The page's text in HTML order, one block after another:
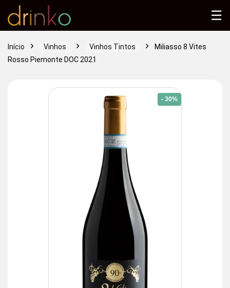
Início Vinhos Vinhos Tintos
Miliasso 8 Vites
Rosso Piemonte DOC 2021
- 30%
☰